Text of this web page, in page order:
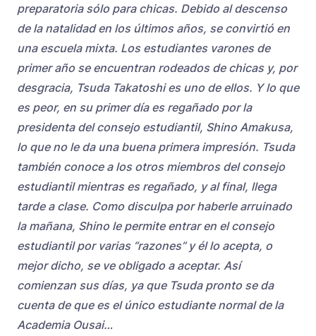
preparatoria sólo para chicas. Debido al descenso
de la natalidad en los últimos años, se convirtió en
una escuela mixta. Los estudiantes varones de
primer año se encuentran rodeados de chicas y, por
desgracia, Tsuda Takatoshi es uno de ellos. Y lo que
es peor, en su primer día es regañado por la
presidenta del consejo estudiantil, Shino Amakusa,
lo que no le da una buena primera impresión. Tsuda
también conoce a los otros miembros del consejo
estudiantil mientras es regañado, y al final, llega
tarde a clase. Como disculpa por haberle arruinado
la mañana, Shino le permite entrar en el consejo
estudiantil por varias “razones” y él lo acepta, o
mejor dicho, se ve obligado a aceptar. Así
comienzan sus días, ya que Tsuda pronto se da
cuenta de que es el único estudiante normal de la
Academia Ousai…